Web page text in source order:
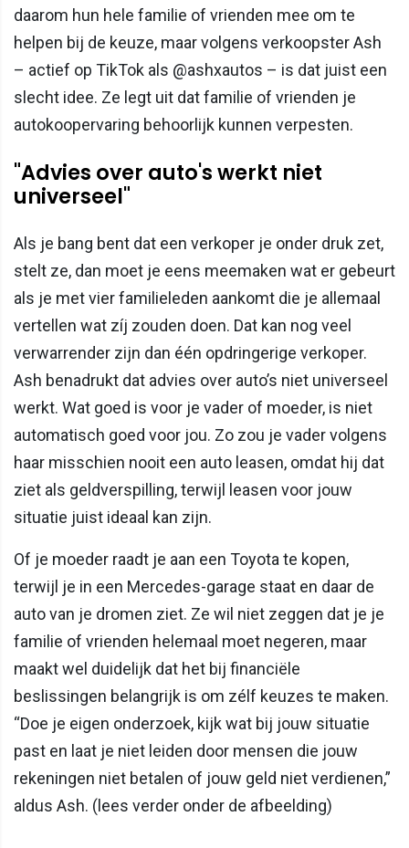
daarom hun hele familie of vrienden mee om te
helpen bij de keuze, maar volgens verkoopster Ash
– actief op TikTok als @ashxautos – is dat juist een
slecht idee. Ze legt uit dat familie of vrienden je
autokoopervaring behoorlijk kunnen verpesten.
"Advies over auto's werkt niet
universeel"
Als je bang bent dat een verkoper je onder druk zet,
stelt ze, dan moet je eens meemaken wat er gebeurt
als je met vier familieleden aankomt die je allemaal
vertellen wat zíj zouden doen. Dat kan nog veel
verwarrender zijn dan één opdringerige verkoper.
Ash benadrukt dat advies over auto’s niet universeel
werkt. Wat goed is voor je vader of moeder, is niet
automatisch goed voor jou. Zo zou je vader volgens
haar misschien nooit een auto leasen, omdat hij dat
ziet als geldverspilling, terwijl leasen voor jouw
situatie juist ideaal kan zijn.
Of je moeder raadt je aan een Toyota te kopen,
terwijl je in een Mercedes-garage staat en daar de
auto van je dromen ziet. Ze wil niet zeggen dat je je
familie of vrienden helemaal moet negeren, maar
maakt wel duidelijk dat het bij financiële
beslissingen belangrijk is om zélf keuzes te maken.
“Doe je eigen onderzoek, kijk wat bij jouw situatie
past en laat je niet leiden door mensen die jouw
rekeningen niet betalen of jouw geld niet verdienen,”
aldus Ash. (lees verder onder de afbeelding)